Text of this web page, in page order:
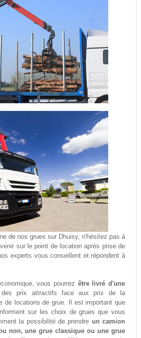
de nos grues sur Dhuisy, n'hésitez pas à
sur le point de location après prise de
experts vous conseillent et répondent à
vous pourrez être livré d'une
prix attractifs face aux prix de la
de locations de grue. Il est important que
sur les choix de grues que vous
la possibilité de prendre un camion
non, une grue classique ou une grue